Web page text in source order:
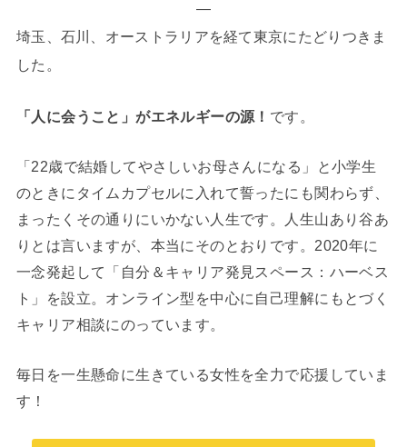
—
埼玉、石川、オーストラリアを経て東京にたどりつきま
した。
「人に会うこと」がエネルギーの源！ です。
「22歳で結婚してやさしいお母さんになる」と小学生
のときにタイムカプセルに入れて誓ったにも関わらず、
まったくその通りにいかない人生です。人生山あり谷あ
りとは言いますが、本当にそのとおりです。2020年に
一念発起して「自分＆キャリア発見スペース：ハーベス
ト」を設立。オンライン型を中心に自己理解にもとづく
キャリア相談にのっています。
毎日を一生懸命に生きている女性を全力で応援していま
す！